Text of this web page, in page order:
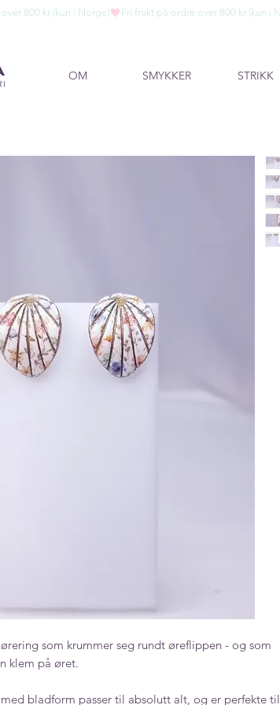
OM SMYKKER STRIKK
som krummer seg rundt øreflippen - og som
klem på øret.
med bladform passer til absolutt alt, og er perfekte til